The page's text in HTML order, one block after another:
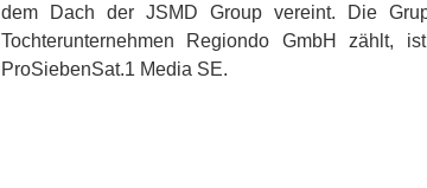
dem Dach der JSMD Group vereint. Die
Tochterunternehmen Regiondo GmbH zählt,
ProSiebenSat.1 Media SE.